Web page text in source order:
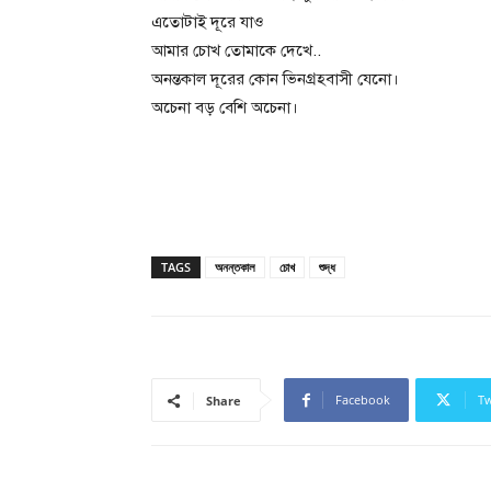
এতোটাই দূরে যাও
আমার চোখ তোমাকে দেখে..
অনন্তকাল দূরের কোন ভিনগ্রহবাসী যেনো।
অচেনা বড় বেশি অচেনা।
TAGS অনন্তকাল চোখ শুদ্ধ
Share Facebook